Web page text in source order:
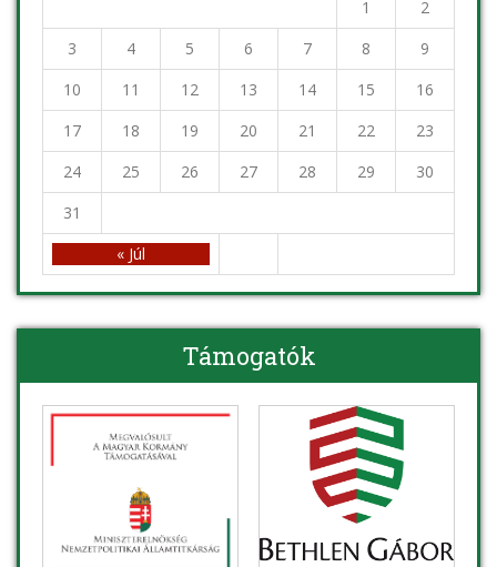
« Júl
1
2
3
4 5 6 7 8
9
10
11 12 13 14 15
16
17
18 19 20 21 22
23
24
25 26 27 28 29
30
31
Támogatók